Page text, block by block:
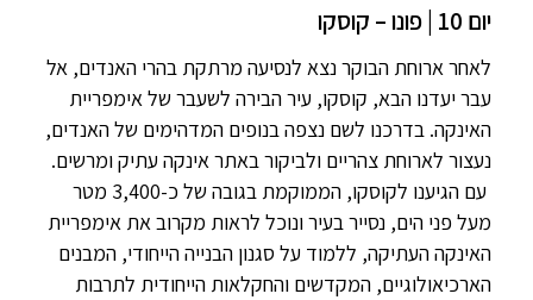
יום 10 | פונו – קוסקו
לאחר ארוחת הבוקר נצא לנסיעה מרתקת בהרי האנדים, אל
עבר יעדנו הבא, קוסקו, עיר הבירה לשעבר של אימפריית
האינקה. בדרכנו לשם נצפה בנופים המדהימים של האנדים,
נעצור לארוחת צהריים ולביקור באתר אינקה עתיק ומרשים.
עם הגיענו לקוסקו, הממוקמת בגובה של כ-3,400 מטר
מעל פני הים, נסייר בעיר ונוכל לראות מקרוב את אימפריית
האינקה העתיקה, ללמוד על סגנון הבנייה הייחודי, המבנים
הארכיאולוגיים, המקדשים והחקלאות הייחודית לתרבות